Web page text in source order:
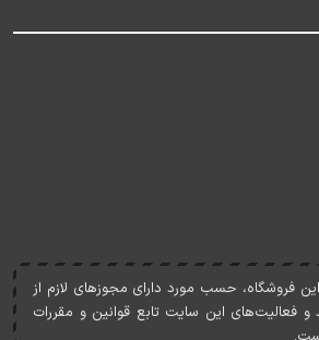
فروشگاه، حسب مورد دارای مجوزهای لازم از
و فعاليت‌های اين سايت تابع قوانين و مقررات